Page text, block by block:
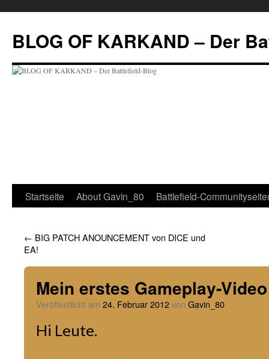
springen
BLOG OF KARKAND – Der
Startseite About Gavin_80 Battlefield-
← BIG PATCH ANOUNCEMENT von DICE und
EA!
Mein erstes Gameplay-
Veröffentlicht am 24. Februar 2012von Gavin_80
Hi Leute.